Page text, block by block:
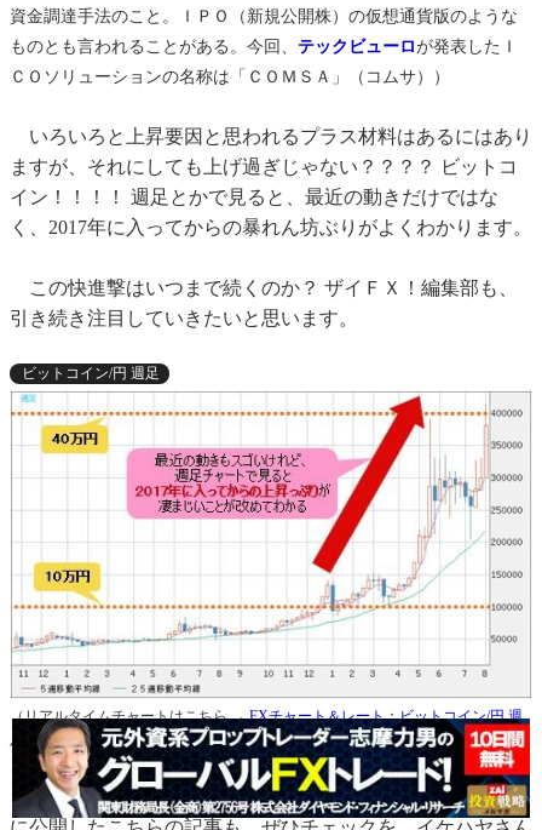
資金調達手法のこと。ＩＰＯ（新規公開株）の仮想通貨版のような
ものとも言われることがある。今回、 テックビューロが発表したＩ
ＣＯソリューションの名称は「ＣＯＭＳＡ」（コムサ））
いろいろと上昇要因と思われるプラス材料はあるにはあり
ますが、それにしても上げ過ぎじゃない？？？？ ビットコ
イン！！！！ 週足とかで見ると、最近の動きだけではな
く、2017年に入ってからの暴れん坊ぶりがよくわかります。
この快進撃はいつまで続くのか？ ザイＦＸ！編集部も、
引き続き注目していきたいと思います。
ビットコイン/円 週足
（リアルタイムチャートはこちら →FXチャート＆レート：ビットコイン/円 週
足
）
最後に、ビットコイン絡みということで、８月８日（火）